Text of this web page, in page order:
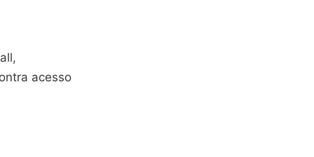
acesso